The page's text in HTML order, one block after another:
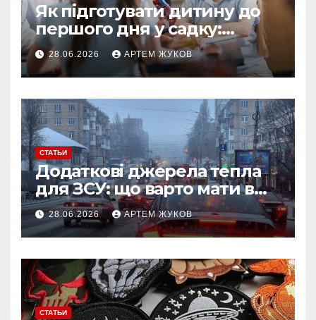
Як підготувати дитину до
першого дня у садку:
простий план для батьків
28.06.2026 АРТЕМ ЖУКОВ
СТАТЬИ
Додаткові джерела тепла
для ЗСУ: що варто мати в
польових умовах взимку
28.06.2026 АРТЕМ ЖУКОВ
СТАТЬИ